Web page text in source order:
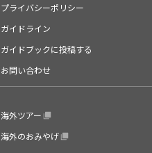
プライバシーポリシー
ガイドライン
ガイドブックに投稿する
お問い合わせ
海外ツアー
海外のおみやげ